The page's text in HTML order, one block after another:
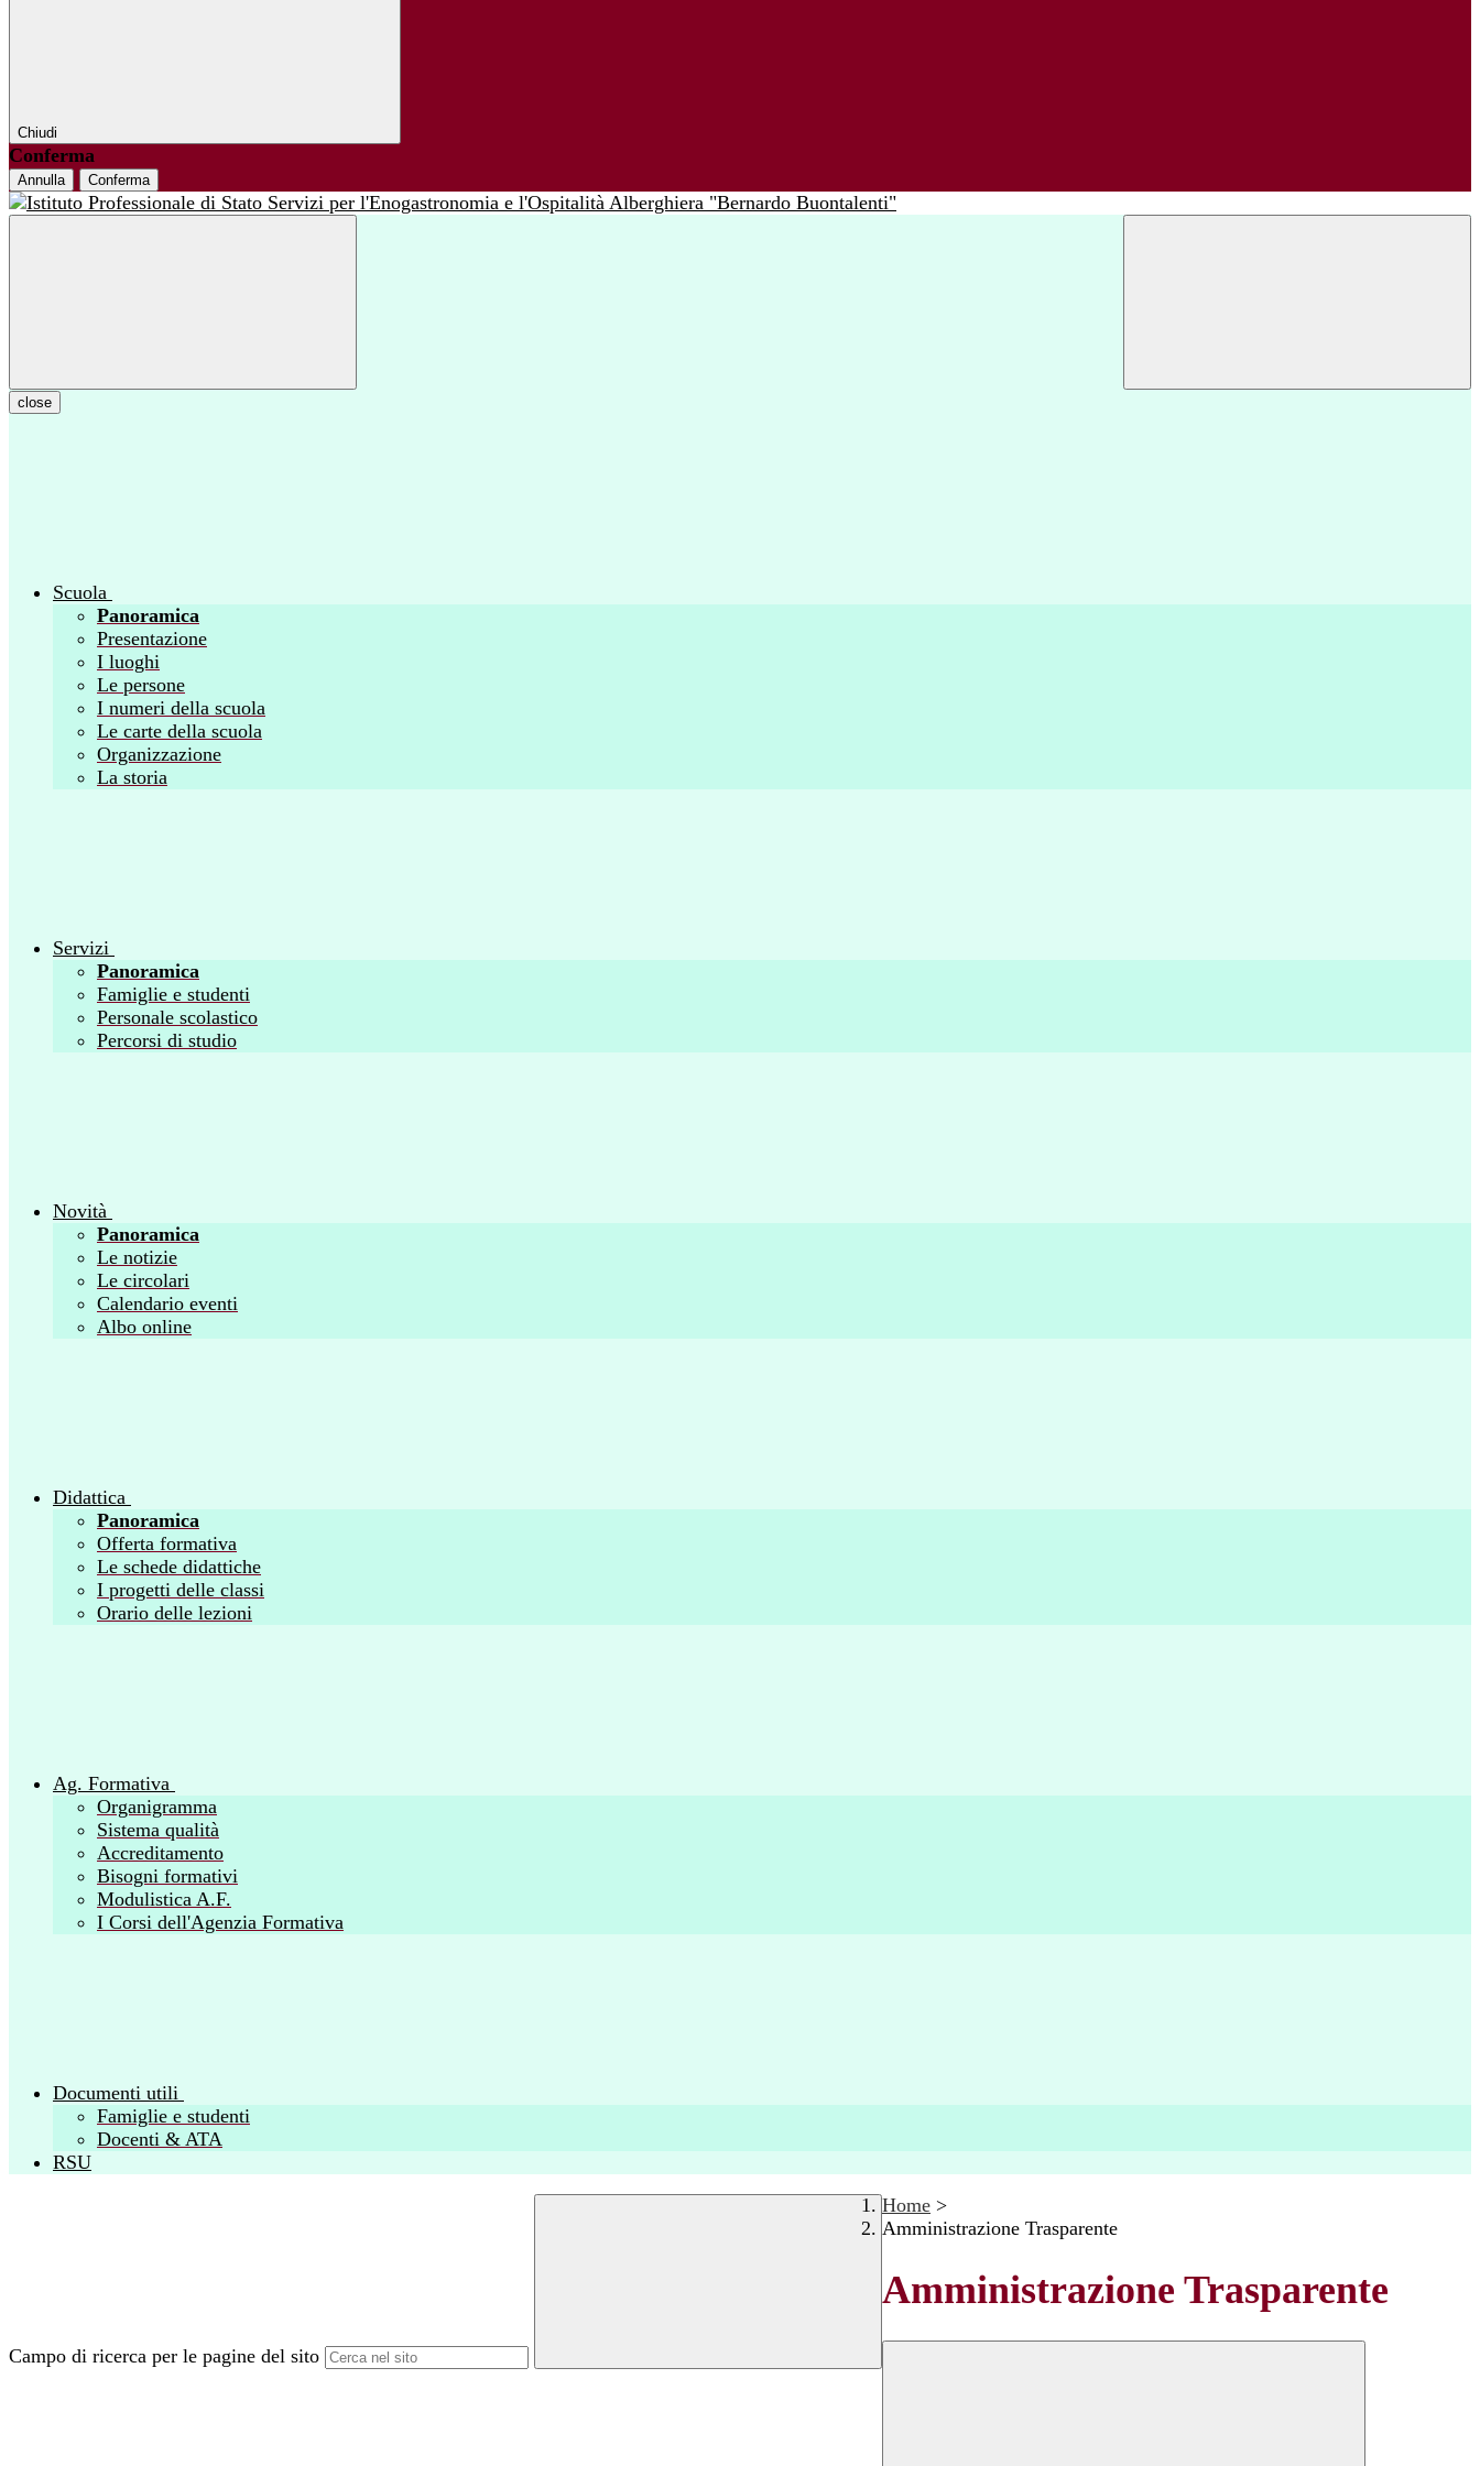
Chiudi
Conferma
Annulla Conferma
close
Scuola
Panoramica
Presentazione
I luoghi
Le persone
I numeri della scuola
Le carte della scuola
Organizzazione
La storia
Servizi
Panoramica
Famiglie e studenti
Personale scolastico
Percorsi di studio
Novità
Panoramica
Le notizie
Le circolari
Calendario eventi
Albo online
Didattica
Panoramica
Offerta formativa
Le schede didattiche
I progetti delle classi
Orario delle lezioni
Ag. Formativa
Organigramma
Sistema qualità
Accreditamento
Bisogni formativi
Modulistica A.F.
I Corsi dell'Agenzia Formativa
Documenti utili
Famiglie e studenti
Docenti & ATA
RSU
Campo di ricerca per le pagine del sito
Home >
Amministrazione Trasparente
Amministrazione Trasparente